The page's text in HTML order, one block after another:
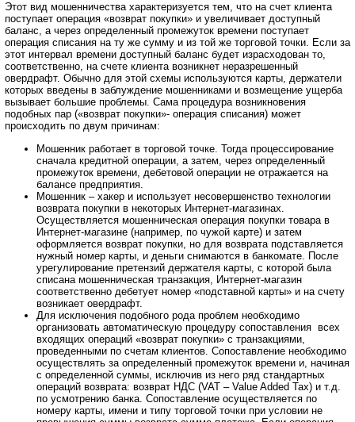
Этот вид мошенничества характеризуется тем, что на счет клиента
поступает операция «возврат покупки» и увеличивает доступный
баланс, а через определенный промежуток времени поступает
операция списания на ту же сумму и из той же торговой точки. Если за
этот интервал времени доступный баланс будет израсходован то,
соответственно, на счете клиента возникнет неразрешенный
овердрафт. Обычно для этой схемы используются карты, держатели
которых введены в заблуждение мошенниками и возмещение ущерба
вызывает большие проблемы. Сама процедура возникновения
подобных пар («возврат покупки»- операция списания) может
происходить по двум причинам:
Мошенник работает в торговой точке. Тогда процессирование
сначала кредитной операции, а затем, через определенный
промежуток времени, дебетовой операции не отражается на
балансе предприятия.
Мошенник – хакер и использует несовершенство технологии
возврата покупки в некоторых Интернет-магазинах.
Осуществляется мошенническая операция покупки товара в
Интернет-магазине (например, по чужой карте) и затем
оформляется возврат покупки, но для возврата подставляется
нужный номер карты, и деньги снимаются в банкомате. После
урегулирование претензий держателя карты, с которой была
списана мошенническая транзакция, Интернет-магазин
соответственно дебетует номер «подставной карты» и на счету
возникает овердрафт.
Для исключения подобного рода проблем необходимо
организовать автоматическую процедуру сопоставления всех
входящих операций «возврат покупки» с транзакциями,
проведенными по счетам клиентов. Сопоставление необходимо
осуществлять за определенный промежуток времени и, начиная
с определенной суммы, исключив из него ряд стандартных
операций возврата: возврат НДС (VAT – Value Added Tax) и т.д.
по усмотрению банка. Сопоставление осуществляется по
номеру карты, имени и типу торговой точки при условии не